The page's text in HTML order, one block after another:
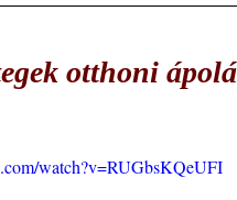
otthoni
watch?v=RUGbsKQeUFI